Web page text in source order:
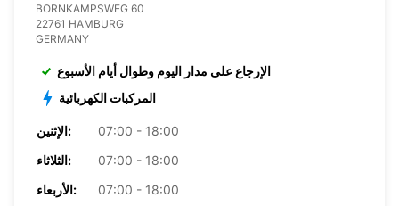
BORNKAMPSWEG 60
22761 HAMBURG
GERMANY
الإرجاع على مدار اليوم وطوال أيام الأسبوع
المركبات الكهربائية
الإثنين:
07:00 - 18:00
الثلاثاء:
07:00 - 18:00
الأربعاء:
07:00 - 18:00